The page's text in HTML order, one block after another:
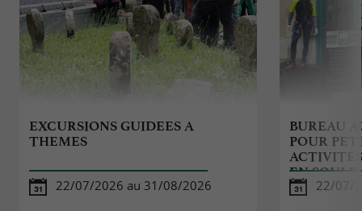
EXCURSIONS GUIDEES A
THEMES
22/07/2026 au 31/08/2026
BUREAU
POUR
EN SOULE
22/07/